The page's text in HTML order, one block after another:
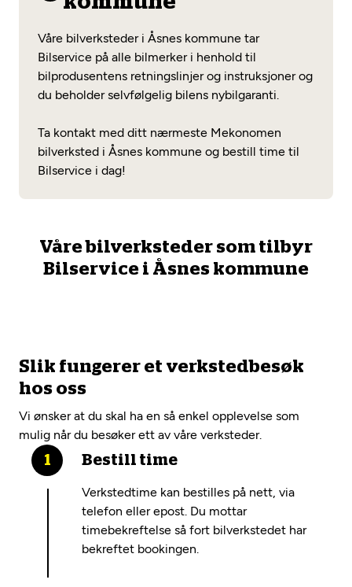
Se alle (52) tjenester her
Les mer
Mekonomen Fleet
Fritt verkstedvalg
Lønnsomt valg
Mobilitetsgaranti
Opprett en konto
Våre bilverksteder i Åsnes kommune tar
Bilservice på alle bilmerker i henhold til
bilprodusentens retningslinjer og instruksjoner og
du beholder selvfølgelig bilens nybilgaranti.
Ta kontakt med ditt nærmeste Mekonomen
bilverksted i Åsnes kommune og bestill time til
Bilservice i dag!
Våre bilverksteder som tilbyr
Bilservice i Åsnes kommune
Slik fungerer et verkstedbesøk
hos oss
Vi ønsker at du skal ha en så enkel opplevelse som
mulig når du besøker ett av våre verksteder.
Bestill time
Verkstedtime kan bestilles på nett, via
telefon eller epost. Du mottar
timebekreftelse så fort bilverkstedet har
bekreftet bookingen.